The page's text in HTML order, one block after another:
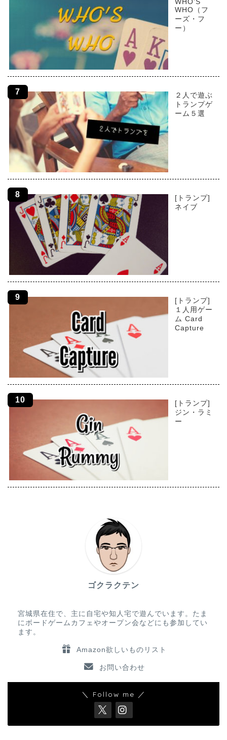
WHO（フ
ーズ・フ
ー）
２人で遊ぶ
トランプゲ
ーム５選
[トランプ]
ネイブ
[トランプ]
１人用ゲー
ム Card
Capture
[トランプ]
ジン・ラミ
ー
ゴクラクテン
宮城県在住で、主に自宅や知人宅で遊んでいます。たま
にボードゲームカフェやオープン会などにも参加してい
ます。
Amazon欲しいものリスト
お問い合わせ
＼ Follow me ／